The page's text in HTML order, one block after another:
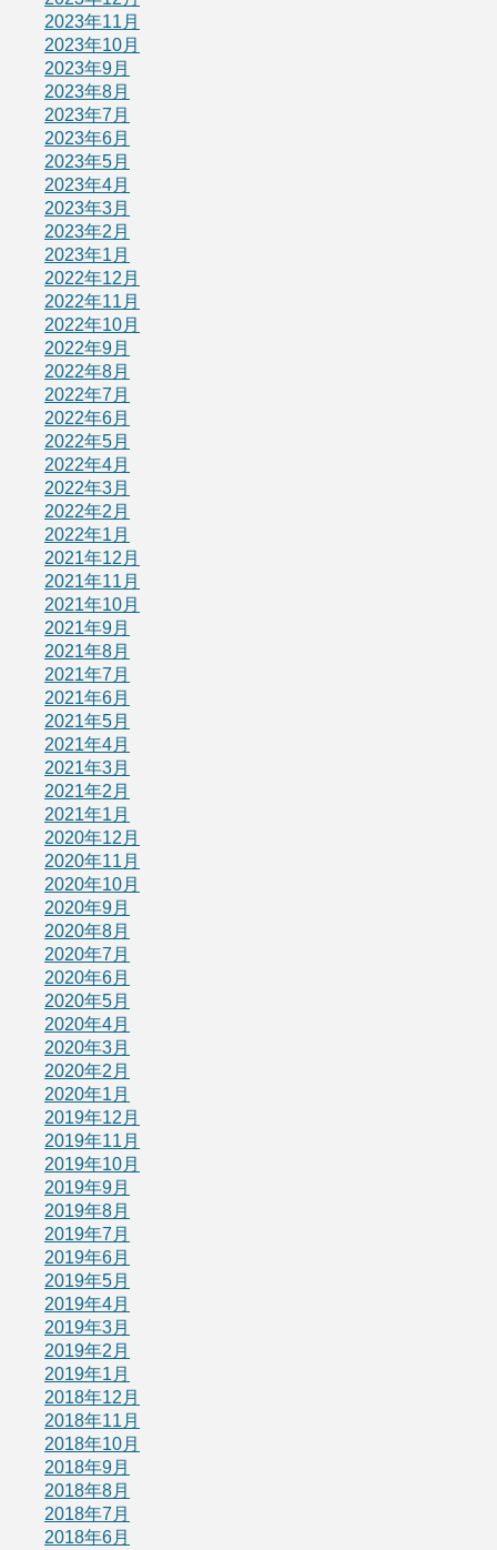
2023年11月
2023年10月
2023年9月
2023年8月
2023年7月
2023年6月
2023年5月
2023年4月
2023年3月
2023年2月
2023年1月
2022年12月
2022年11月
2022年10月
2022年9月
2022年8月
2022年7月
2022年6月
2022年5月
2022年4月
2022年3月
2022年2月
2022年1月
2021年12月
2021年11月
2021年10月
2021年9月
2021年8月
2021年7月
2021年6月
2021年5月
2021年4月
2021年3月
2021年2月
2021年1月
2020年12月
2020年11月
2020年10月
2020年9月
2020年8月
2020年7月
2020年6月
2020年5月
2020年4月
2020年3月
2020年2月
2020年1月
2019年12月
2019年11月
2019年10月
2019年9月
2019年8月
2019年7月
2019年6月
2019年5月
2019年4月
2019年3月
2019年2月
2019年1月
2018年12月
2018年11月
2018年10月
2018年9月
2018年8月
2018年7月
2018年6月